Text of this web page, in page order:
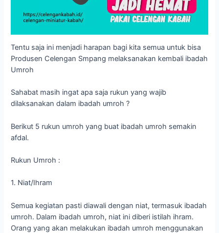
Tentu saja ini menjadi harapan bagi kita semua untuk bisa
Produsen Celengan Smpang melaksanakan kembali ibadah
Umroh
Sahabat masih ingat apa saja rukun yang wajib
dilaksanakan dalam ibadah umroh ?
Berikut 5 rukun umroh yang buat ibadah umroh semakin
afdal.
Rukun Umroh :
1. Niat/Ihram
Semua kegiatan pasti diawali dengan niat, termasuk ibadah
umroh. Dalam ibadah umroh, niat ini diberi istilah ihram.
Orang yang akan melakukan ibadah umroh menggunakan